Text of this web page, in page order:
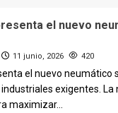
el nuevo
11 junio, 2026 420
el nuevo neumático
exigentes. La
maximizar...